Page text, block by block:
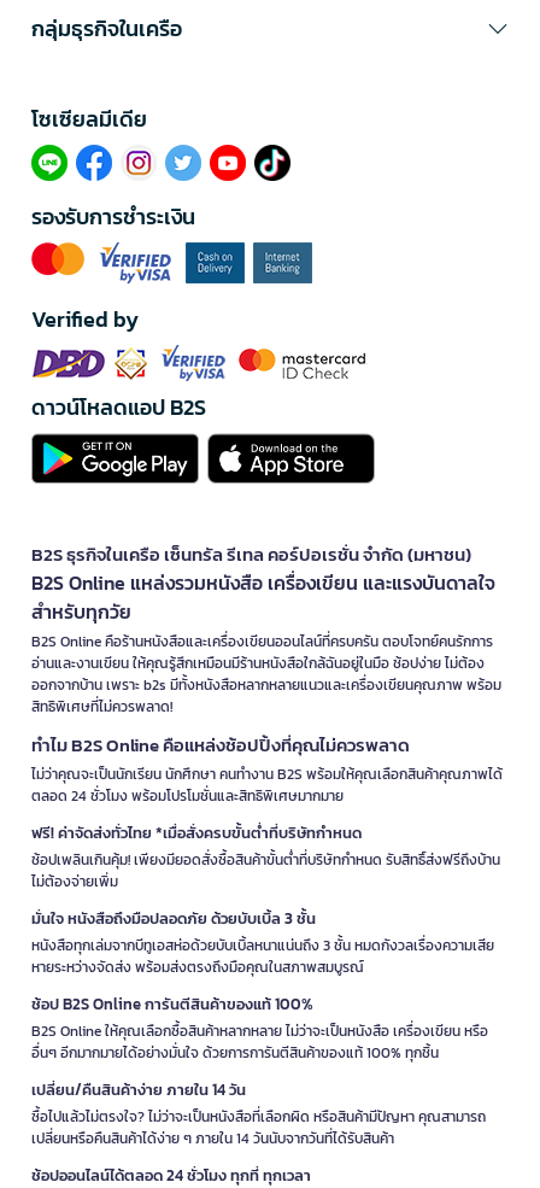
กลุ่มธุรกิจในเครือ
โซเซียลมีเดีย​
รองรับการชำระเงิน
Verified by
ดาวน์โหลดแอป B2S
B2S ธุรกิจในเครือ เซ็นทรัล รีเทล คอร์ปอเรชั่น จำกัด (มหาชน)
B2S Online แหล่งรวมหนังสือ เครื่องเขียน และแรงบันดาลใจ
สำหรับทุกวัย
B2S Online คือร้านหนังสือและเครื่องเขียนออนไลน์ที่ครบครัน ตอบโจทย์คนรักการ
อ่านและงานเขียน ให้คุณรู้สึกเหมือนมีร้านหนังสือใกล้ฉันอยู่ในมือ ช้อปง่าย ไม่ต้อง
ออกจากบ้าน เพราะ b2s มีทั้งหนังสือหลากหลายแนวและเครื่องเขียนคุณภาพ พร้อม
สิทธิพิเศษที่ไม่ควรพลาด!
ทำไม B2S Online คือแหล่งช้อปปิ้งที่คุณไม่ควรพลาด
ไม่ว่าคุณจะเป็นนักเรียน นักศึกษา คนทำงาน B2S พร้อมให้คุณเลือกสินค้าคุณภาพได้
ตลอด 24 ชั่วโมง พร้อมโปรโมชั่นและสิทธิพิเศษมากมาย
ฟรี! ค่าจัดส่งทั่วไทย *เมื่อสั่งครบขั้นต่ำที่บริษัทกำหนด
ช้อปเพลินเกินคุ้ม! เพียงมียอดสั่งซื้อสินค้าขั้นต่ำที่บริษัทกำหนด รับสิทธิ์ส่งฟรีถึงบ้าน
ไม่ต้องจ่ายเพิ่ม
มั่นใจ หนังสือถึงมือปลอดภัย ด้วยบับเบิ้ล 3 ชั้น
หนังสือทุกเล่มจากบีทูเอสห่อด้วยบับเบิ้ลหนาแน่นถึง 3 ชั้น หมดกังวลเรื่องความเสีย
หายระหว่างจัดส่ง พร้อมส่งตรงถึงมือคุณในสภาพสมบูรณ์
ช้อป B2S Online การันตีสินค้าของแท้ 100%
B2S Online ให้คุณเลือกซื้อสินค้าหลากหลาย ไม่ว่าจะเป็นหนังสือ เครื่องเขียน หรือ
อื่นๆ อีกมากมายได้อย่างมั่นใจ ด้วยการการันตีสินค้าของแท้ 100% ทุกชิ้น
เปลี่ยน/คืนสินค้าง่าย ภายใน 14 วัน
ซื้อไปแล้วไม่ตรงใจ? ไม่ว่าจะเป็นหนังสือที่เลือกผิด หรือสินค้ามีปัญหา คุณสามารถ
เปลี่ยนหรือคืนสินค้าได้ง่าย ๆ ภายใน 14 วันนับจากวันที่ได้รับสินค้า
ช้อปออนไลน์ได้ตลอด 24 ชั่วโมง ทุกที่ ทุกเวลา